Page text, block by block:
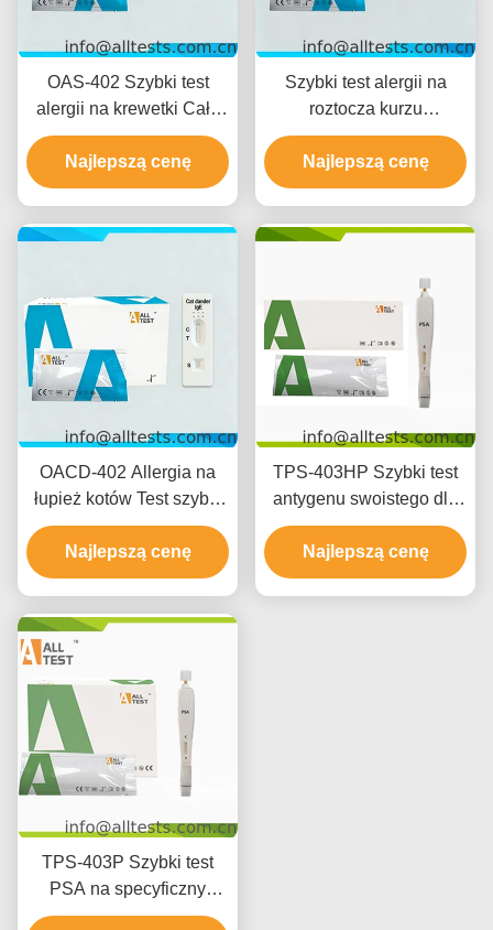
OAS-402 Szybki test
alergii na krewetki Cała
krew / surowiec / plazma
Najlepszą cenę
Szybki test alergii na
roztocza kurzu
domowego z krwi pełnej /
surowicy / osocza OADM-
402
Najlepszą cenę
OACD-402 Allergia na
łupież kotów Test szybki
Cała krew / surowica /
plazma
Najlepszą cenę
TPS-403HP Szybki test
antygenu swoistego dla
prostaty PSA do
samokontroli
Najlepszą cenę
TPS-403P Szybki test
PSA na specyficzny
antygen prostaty